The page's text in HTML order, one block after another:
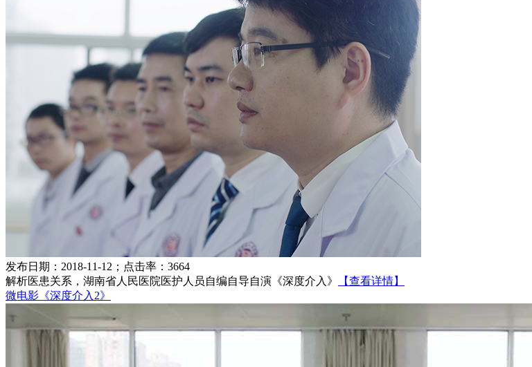
发布日期：2018-11-12；点击率：3664
解析医患关系，湖南省人民医院医护人员自编自导自演《深度介入》
【查看详情】
微电影《深度介入2》